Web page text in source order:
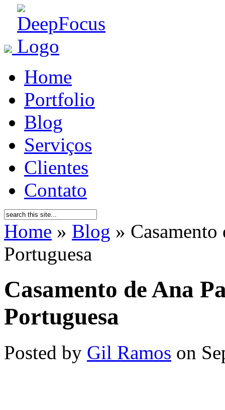
Home
Portfolio
Blog
Serviços
Clientes
Contato
Home » Blog »
Portuguesa
Casamento de Ana
Portuguesa
Posted by Gil Ramos on